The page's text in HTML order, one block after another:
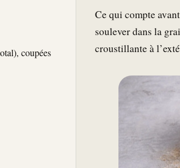
coupées
Ce qui compte
soulever dans la
croustillante à